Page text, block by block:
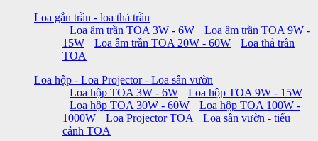
Loa gắn trần - loa thả trần
Loa âm trần TOA 3W - 6W
Loa âm trần TOA 9W -
15W
Loa âm trần TOA 20W - 60W
Loa thả trần
TOA
Loa hộp - Loa Projector - Loa sân vườn
Loa hộp TOA 3W - 6W
Loa hộp TOA 9W - 15W
Loa hộp TOA 30W - 60W
Loa hộp TOA 100W -
1000W
Loa Projector TOA
Loa sân vườn - tiểu
cảnh TOA